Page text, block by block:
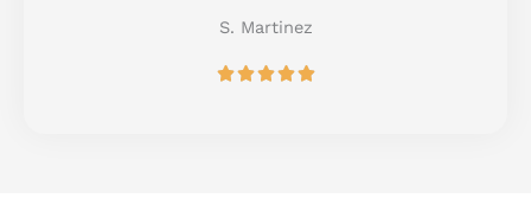
f
S. Martinez
R